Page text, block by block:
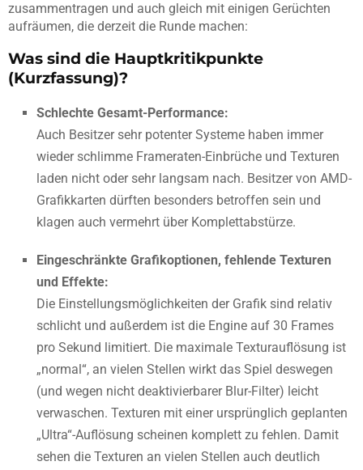
zusammentragen und auch gleich mit einigen Gerüchten
aufräumen, die derzeit die Runde machen:
Was sind die Hauptkritikpunkte
(Kurzfassung)?
Schlechte Gesamt-Performance:
Auch Besitzer sehr potenter Systeme haben immer
wieder schlimme Frameraten-Einbrüche und Texturen
laden nicht oder sehr langsam nach. Besitzer von AMD-
Grafikkarten dürften besonders betroffen sein und
klagen auch vermehrt über Komplettabstürze.
Eingeschränkte Grafikoptionen, fehlende Texturen
und Effekte:
Die Einstellungsmöglichkeiten der Grafik sind relativ
schlicht und außerdem ist die Engine auf 30 Frames
pro Sekund limitiert. Die maximale Texturauflösung ist
„normal“, an vielen Stellen wirkt das Spiel deswegen
(und wegen nicht deaktivierbarer Blur-Filter) leicht
verwaschen. Texturen mit einer ursprünglich geplanten
„Ultra“-Auflösung scheinen komplett zu fehlen. Damit
sehen die Texturen an vielen Stellen auch deutlich